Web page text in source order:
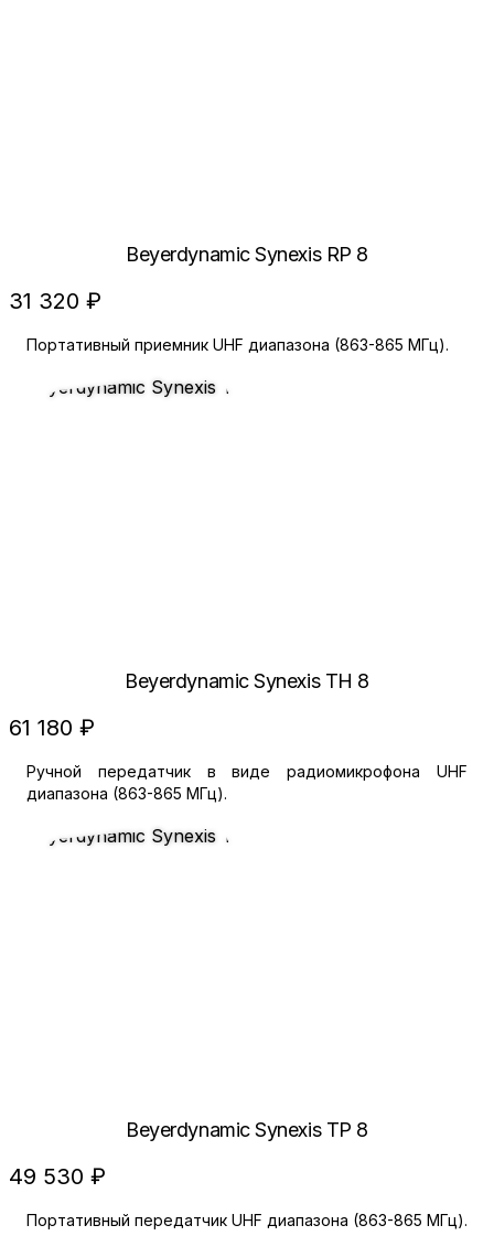
Beyerdynamic Synexis RP 8
31 320 ₽
Портативный приемник UHF диапазона (863-865 МГц).
Beyerdynamic Synexis TH 8
61 180 ₽
Ручной передатчик в виде радиомикрофона UHF
диапазона (863-865 МГц).
Beyerdynamic Synexis TP 8
49 530 ₽
Портативный передатчик UHF диапазона (863-865 МГц).